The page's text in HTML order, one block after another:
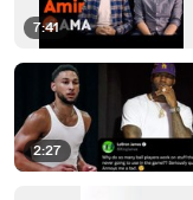
7:41
2:27